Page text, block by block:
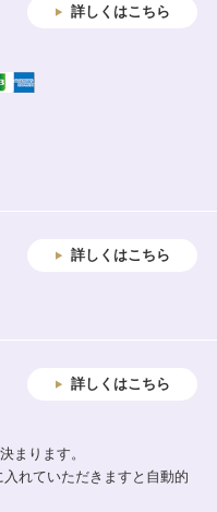
詳しくはこちら
詳しくはこちら
詳しくはこちら
まります。
れていただきますと自動的